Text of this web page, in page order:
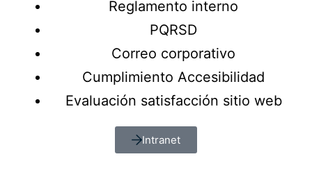
Reglamento interno
PQRSD
Correo corporativo
Cumplimiento Accesibilidad
Evaluación satisfacción sitio web
Intranet